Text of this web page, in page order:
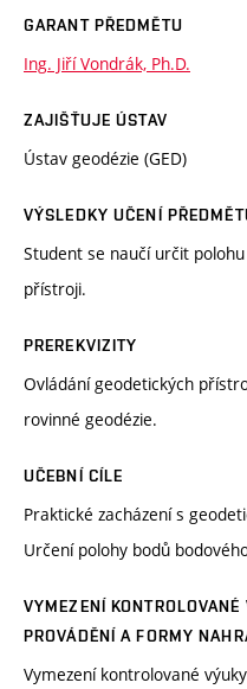
GARANT PŘEDMĚTU
Ing. Jiří Vondrák, Ph.D.
ZAJIŠŤUJE ÚSTAV
Ústav geodézie (GED)
VÝSLEDKY UČENÍ
Student se naučí určit
přístroji.
PREREKVIZITY
Ovládání geodetických
rovinné geodézie.
UČEBNÍ CÍLE
Praktické zacházení s
Určení polohy bodů
VYMEZENÍ
PROVÁDĚNÍ A FORMY
Vymezení kontrolované